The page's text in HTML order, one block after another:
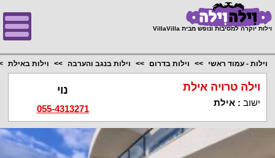
וילות יוקרה למסיבות ונופש מבית VillaVilla
וילות - עמוד ראשי וילות בדרום וילות בנגב והערבה וילות באילת
וילה טרויה אילת
ישוב :אילת
נוי
055-4313271